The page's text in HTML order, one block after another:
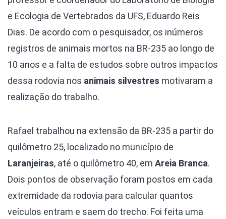
e Ecologia de Vertebrados da UFS, Eduardo Reis
Dias. De acordo com o pesquisador, os inúmeros
registros de animais mortos na BR-235 ao longo de
10 anos e a falta de estudos sobre outros impactos
dessa rodovia nos animais silvestres motivaram a
realização do trabalho.
Rafael trabalhou na extensão da BR-235 a partir do
quilômetro 25, localizado no município de
Laranjeiras, até o quilômetro 40, em Areia Branca.
Dois pontos de observação foram postos em cada
extremidade da rodovia para calcular quantos
veículos entram e saem do trecho. Foi feita uma